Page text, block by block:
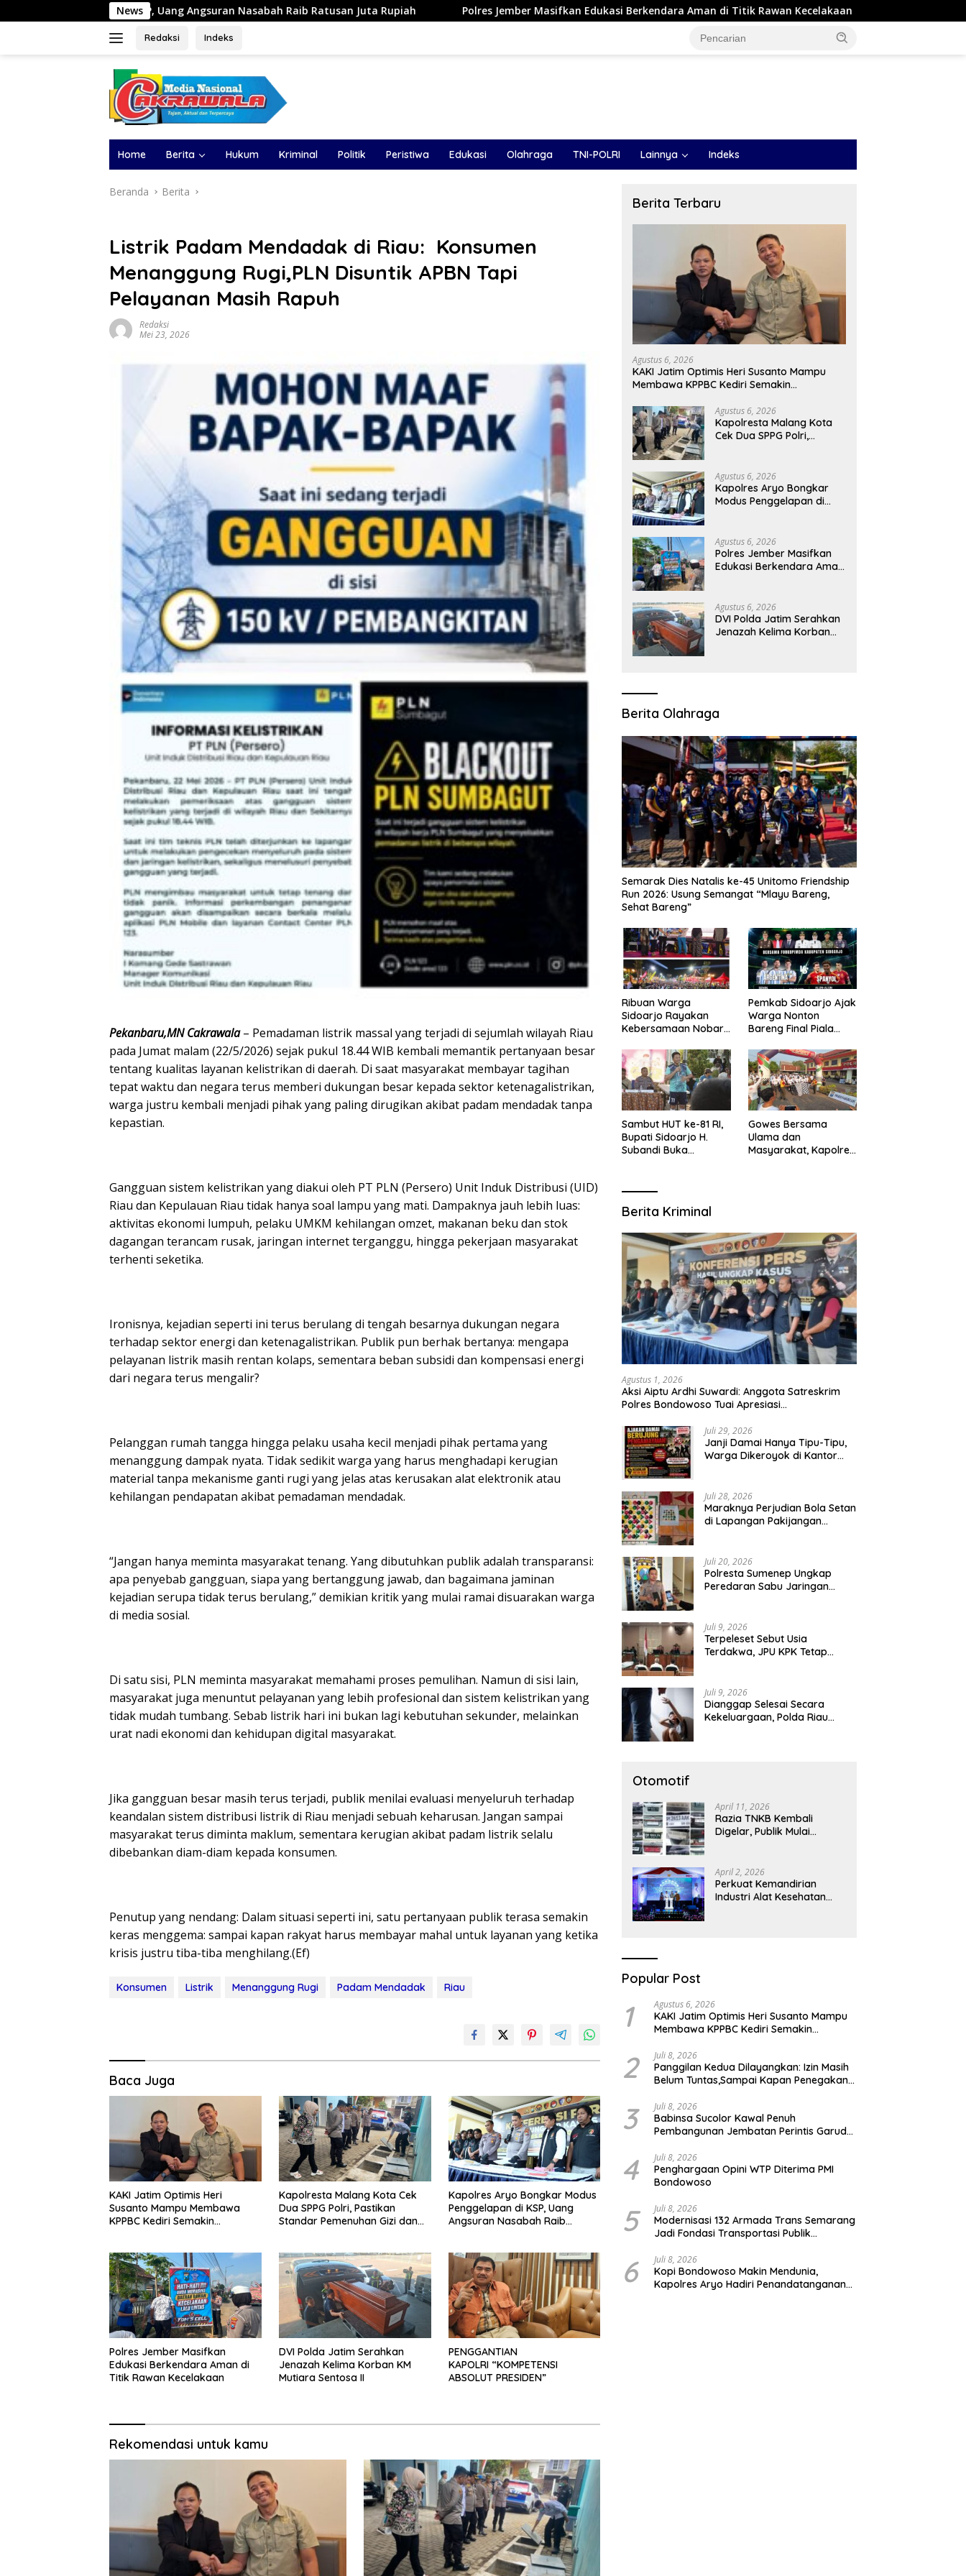
ke
News
Uang Angsuran Nasabah Raib Ratusan Juta Rupiah Polres Jember Masifkan Edukasi Berkendara Aman di Titik Rawan Kecelakaan DVI Polda Jatim Serahkan Jenazah
Redaksi Indeks
Home Berita Hukum Kriminal Politik Peristiwa Edukasi Olahraga TNI-POLRI Lainnya Indeks
Beranda Berita
Listrik Padam Mendadak di Riau: Konsumen
Menanggung Rugi,PLN Disuntik APBN Tapi
Pelayanan Masih Rapuh
Redaksi
Mei 23, 2026
Pekanbaru,MN Cakrawala– Pemadaman listrik massal yang terjadi di sejumlah wilayah Riau
pada Jumat malam (22/5/2026) sejak pukul 18.44 WIB kembali memantik pertanyaan besar
tentang kualitas layanan kelistrikan di daerah. Di saat masyarakat membayar tagihan
tepat waktu dan negara terus memberi dukungan besar kepada sektor ketenagalistrikan,
warga justru kembali menjadi pihak yang paling dirugikan akibat padam mendadak tanpa
kepastian.
Gangguan sistem kelistrikan yang diakui oleh PT PLN (Persero) Unit Induk Distribusi (UID)
Riau dan Kepulauan Riau tidak hanya soal lampu yang mati. Dampaknya jauh lebih luas:
aktivitas ekonomi lumpuh, pelaku UMKM kehilangan omzet, makanan beku dan stok
dagangan terancam rusak, jaringan internet terganggu, hingga pekerjaan masyarakat
terhenti seketika.
Ironisnya, kejadian seperti ini terus berulang di tengah besarnya dukungan negara
terhadap sektor energi dan ketenagalistrikan. Publik pun berhak bertanya: mengapa
pelayanan listrik masih rentan kolaps, sementara beban subsidi dan kompensasi energi
dari negara terus mengalir?
Pelanggan rumah tangga hingga pelaku usaha kecil menjadi pihak pertama yang
menanggung dampak nyata. Tidak sedikit warga yang harus menghadapi kerugian
material tanpa mekanisme ganti rugi yang jelas atas kerusakan alat elektronik atau
kehilangan pendapatan akibat pemadaman mendadak.
“Jangan hanya meminta masyarakat tenang. Yang dibutuhkan publik adalah transparansi:
apa penyebab gangguan, siapa yang bertanggung jawab, dan bagaimana jaminan
kejadian serupa tidak terus berulang,” demikian kritik yang mulai ramai disuarakan warga
di media sosial.
Di satu sisi, PLN meminta masyarakat memahami proses pemulihan. Namun di sisi lain,
masyarakat juga menuntut pelayanan yang lebih profesional dan sistem kelistrikan yang
tidak mudah tumbang. Sebab listrik hari ini bukan lagi kebutuhan sekunder, melainkan
urat nadi ekonomi dan kehidupan digital masyarakat.
Jika gangguan besar masih terus terjadi, publik menilai evaluasi menyeluruh terhadap
keandalan sistem distribusi listrik di Riau menjadi sebuah keharusan. Jangan sampai
masyarakat terus diminta maklum, sementara kerugian akibat padam listrik selalu
dibebankan diam-diam kepada konsumen.
Penutup yang nendang: Dalam situasi seperti ini, satu pertanyaan publik terasa semakin
keras menggema: sampai kapan rakyat harus membayar mahal untuk layanan yang ketika
krisis justru tiba-tiba menghilang.(Ef)
Konsumen Listrik Menanggung Rugi Padam Mendadak Riau
Baca Juga
KAKI Jatim Optimis Heri
Susanto Mampu Membawa
KPPBC Kediri Semakin
Kapolresta Malang Kota Cek
Dua SPPG Polri, Pastikan
Standar Pemenuhan Gizi dan
Kapolres Aryo Bongkar Modus
Penggelapan di KSP, Uang
Angsuran Nasabah Raib
Polres Jember Masifkan
Edukasi Berkendara Aman di
Titik Rawan Kecelakaan
DVI Polda Jatim Serahkan
Jenazah Kelima Korban KM
Mutiara Sentosa II
PENGGANTIAN
KAPOLRI “KOMPETENSI
ABSOLUT PRESIDEN”
Rekomendasi untuk kamu
Berita Terbaru
Agustus 6, 2026
KAKI Jatim Optimis Heri Susanto Mampu
Membawa KPPBC Kediri Semakin
Agustus 6, 2026
Kapolresta Malang Kota
Cek Dua SPPG Polri,
Pengelolaan Limbah
Berjalan Optimal
Agustus 6, 2026
Kapolres Aryo Bongkar
Modus Penggelapan di
Juta Rupiah
Agustus 6, 2026
Polres Jember Masifkan
Edukasi Berkendara Aman
Agustus 6, 2026
DVI Polda Jatim Serahkan
Jenazah Kelima Korban
Berita Olahraga
Semarak Dies Natalis ke-45 Unitomo Friendship
Run 2026: Usung Semangat “Mlayu Bareng,
Sehat Bareng”
Ribuan Warga
Sidoarjo Rayakan
Kebersamaan Nobar
Bersama Bupati
Subandi dan
Forkopimda
Pemkab Sidoarjo Ajak
Warga Nonton
Bareng Final Piala
Berhadiah Umroh
Sambut HUT ke-81 RI,
Bupati Sidoarjo H.
Subandi Buka
Kecamatan Sukodono
Gowes Bersama
Ulama dan
Masyarakat, Kapolres
Berita Kriminal
Agustus 1, 2026
Aksi Aiptu Ardhi Suwardi: Anggota Satreskrim
Polres Bondowoso Tuai Apresiasi
Tumbang
Juli 29, 2026
Janji Damai Hanya Tipu-Tipu,
Warga Dikeroyok di Kantor
Juli 28, 2026
Maraknya Perjudian Bola Setan
di Lapangan Pakijangan
Juli 20, 2026
Polresta Sumenep Ungkap
Peredaran Sabu Jaringan
Juli 9, 2026
Terpeleset Sebut Usia
Terdakwa, JPU KPK Tetap
Juli 9, 2026
Dianggap Selesai Secara
Kekeluargaan, Polda Riau
Otomotif
April 11, 2026
Razia TNKB Kembali
Digelar, Publik Mulai
Pemberitaan
April 2, 2026
Perkuat Kemandirian
Industri Alat Kesehatan
Popular Post
1 Agustus 6, 2026
KAKI Jatim Optimis Heri Susanto Mampu
Membawa KPPBC Kediri Semakin
2 Juli 8, 2026
Panggilan Kedua Dilayangkan: Izin Masih
Belum Tuntas,Sampai Kapan Penegakan
Pembinaan
3 Juli 8, 2026
Babinsa Sucolor Kawal Penuh
Pembangunan Jembatan Perintis Garuda
4 Juli 8, 2026
Penghargaan Opini WTP Diterima PMI
Bondowoso
5 Juli 8, 2026
Modernisasi 132 Armada Trans Semarang
Jadi Fondasi Transportasi Publik
6 Juli 8, 2026
Kopi Bondowoso Makin Mendunia,
Kapolres Aryo Hadiri Penandatanganan